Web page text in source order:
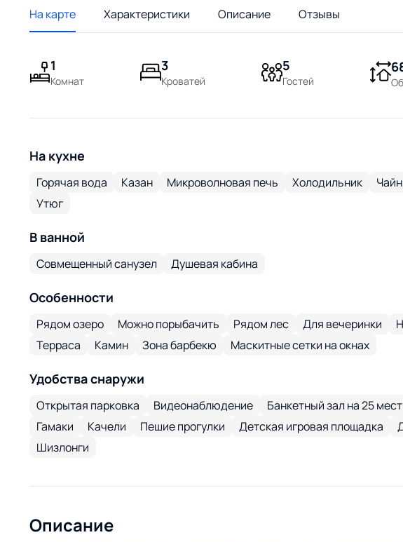
На карте Характеристики Описание Отзывы
1
Комнат
3
Кроватей
5
Гостей
На кухне
Горячая вода Казан Микроволновая печь Холодильник
Утюг
В ванной
Совмещенный санузел Душевая кабина
Особенности
Рядом озеро Можно порыбачить Рядом лес Для вечеринки
Терраса
Камин Зона барбекю Маскитные сетки на окнах
Удобства снаружи
Открытая парковка Видеонаблюдение Банкетный зал на 25 мест
Гамаки
Качели Пешие прогулки Детская игровая площадка
Шизлонги
Описание